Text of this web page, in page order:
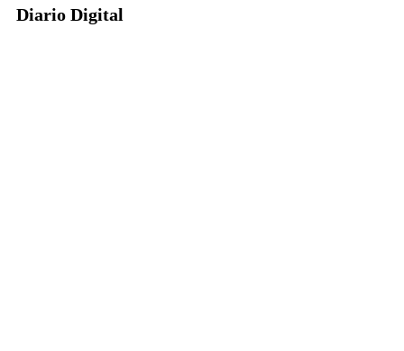
Diario Digital